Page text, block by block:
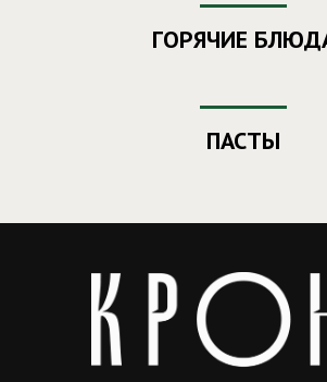
ГОРЯЧИЕ
ПАСТЫ